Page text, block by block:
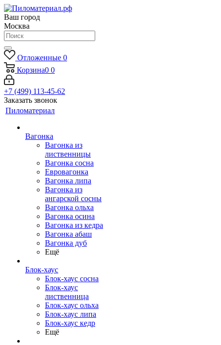
Ваш город
Москва
Отложенные 0
Корзина0 0
+7 (499) 113-45-62
Заказать звонок
Пиломатериал
Вагонка
Вагонка из
лиственницы
Вагонка сосна
Евровагонка
Вагонка липа
Вагонка из
ангарской сосны
Вагонка ольха
Вагонка осина
Вагонка из кедра
Вагонка абаш
Вагонка дуб
Ещё
Блок-хаус
Блок-хаус сосна
Блок-хаус
лиственница
Блок-хаус ольха
Блок-хаус липа
Блок-хаус кедр
Ещё